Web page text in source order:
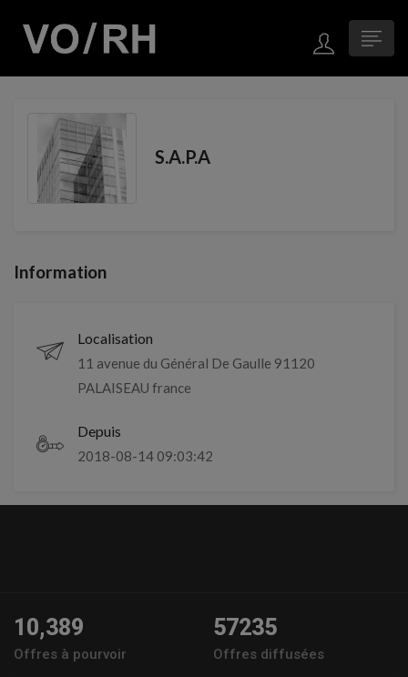
S.A.P.A
Information
Localisation
11 avenue du Général De Gaulle 91120
PALAISEAU france
Depuis
2018-08-14 09:03:42
10,389
Offres à pourvoir
57235
Offres diffusées